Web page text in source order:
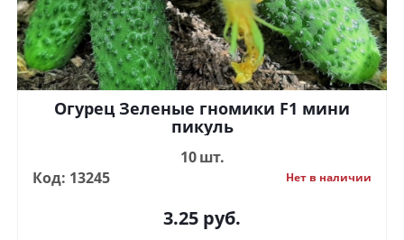
Огурец Зеленые гномики F1 мини
пикуль
10 шт.
Код: 13245
Нет в наличии
3.25 руб.